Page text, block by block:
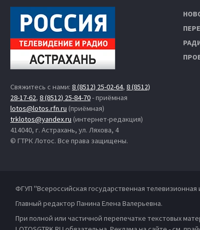
Свяжитесь с нами: 8 (8512) 25-02-64, 8 (8512)
28-17-62, 8 (8512) 25-84-70- приёмная
lotos@lotos.rfn.ru (приёмная)
trklotos@yandex.ru (интернет-редакция)
414040, г. Астрахань, ул. Ляхова, 4
© ГТРК Лотос. Все права защищены.
ФГУП "Всероссийская государственная
Главный редактор Панина Елена Валерьевна.
При полной или частичной перепечатке текстовых